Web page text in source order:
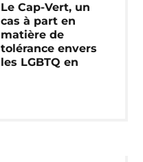
Le Cap-Vert, un
cas à part en
matière de
tolérance envers
les LGBTQ en